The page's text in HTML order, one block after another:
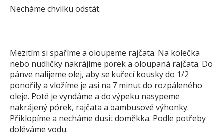
Necháme chvilku odstát.
Mezitím si spaříme a oloupeme rajčata. Na kolečka
nebo nudličky nakrájíme pórek a oloupaná rajčata. Do
pánve nalijeme olej, aby se kuřecí kousky do 1/2
ponořily a vložíme je asi na 7 minut do rozpáleného
oleje. Poté je vyndáme a do výpeku nasypeme
nakrájený pórek, rajčata a bambusové výhonky.
Přiklopíme a necháme dusit doměkka. Podle potřeby
doléváme vodu.